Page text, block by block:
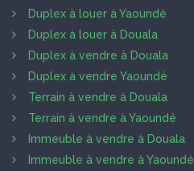
Duplex à louer à Yaoundé
Duplex à louer à Douala
Duplex à vendre à Douala
Duplex à vendre Yaoundé
Terrain à vendre à Douala
Terrain à vendre à Yaoundé
Immeuble à vendre à Douala
Immeuble à vendre à Yaoundé